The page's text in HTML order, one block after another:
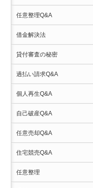
任意整理Q&A
借金解決法
貸付審査の秘密
過払い請求Q&A
個人再生Q&A
自己破産Q&A
任意売却Q&A
住宅競売Q&A
任意整理